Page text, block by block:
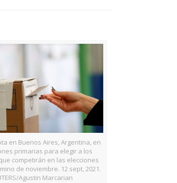
en Buenos Aires, Argentina, en
primarias para elegir a los
competirán en las elecciones
de noviembre. 12 sept, 2021.
Agustin Marcarian